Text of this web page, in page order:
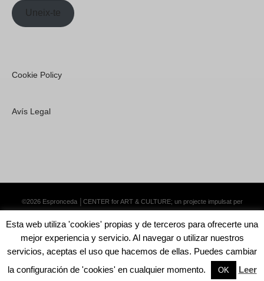
Uneix-te
Cookie Policy
Avís Legal
©2026 Espronceda │CENTER for ART & CULTURE; un projecte impulsat per
Esta web utiliza 'cookies' propias y de terceros para ofrecerte una
mejor experiencia y servicio. Al navegar o utilizar nuestros
servicios, aceptas el uso que hacemos de ellas. Puedes cambiar
la configuración de 'cookies' en cualquier momento.
OK Leer
English Català Español